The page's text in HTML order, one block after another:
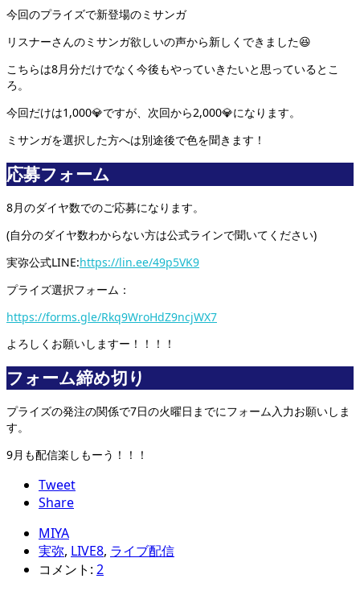
今回のプライズで新登場のミサンガ
リスナーさんのミサンガ欲しいの声から新しくできました😆
こちらは8月分だけでなく今後もやっていきたいと思っているとこ
ろ。
今回だけは1,000💎ですが、次回から2,000💎になります。
ミサンガを選択した方へは別途後で色を聞きます！
応募フォーム
8月のダイヤ数でのご応募になります。
(自分のダイヤ数わからない方は公式ラインで聞いてください)
実弥公式LINE:https://lin.ee/49p5VK9
プライズ選択フォーム：
https://forms.gle/Rkq9WroHdZ9ncjWX7
よろしくお願いしますー！！！！
フォーム締め切り
プライズの発注の関係で7日の火曜日までにフォーム入力お願いしま
す。
9月も配信楽しもーう！！！
Tweet
Share
MIYA
実弥, LIVE8, ライブ配信
コメント: 2